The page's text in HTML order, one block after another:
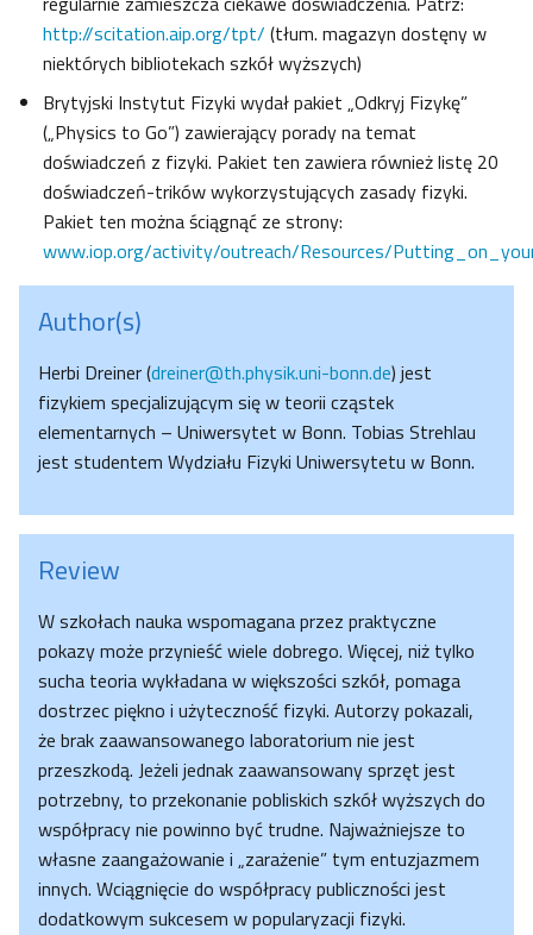
http://scitation.aip.org/tpt/ (tłum. magazyn dostęny w
niektórych bibliotekach szkół wyższych)
Brytyjski Instytut Fizyki wydał pakiet „Odkryj Fizykę”
(„Physics to Go”) zawierający porady na temat
doświadczeń z fizyki. Pakiet ten zawiera również listę 20
doświadczeń-trików wykorzystujących zasady fizyki.
Pakiet ten można ściągnąć ze strony:
www.iop.org/activity/outreach/Resources/
Author(s)
Herbi Dreiner (dreiner@th.physik.uni-bonn.de) jest
fizykiem specjalizującym się w teorii cząstek
elementarnych – Uniwersytet w Bonn. Tobias Strehlau
jest studentem Wydziału Fizyki Uniwersytetu w Bonn.
Review
W szkołach nauka wspomagana przez praktyczne
pokazy może przynieść wiele dobrego. Więcej, niż tylko
sucha teoria wykładana w większości szkół, pomaga
dostrzec piękno i użyteczność fizyki. Autorzy pokazali,
że brak zaawansowanego laboratorium nie jest
przeszkodą. Jeżeli jednak zaawansowany sprzęt jest
potrzebny, to przekonanie pobliskich szkół wyższych do
współpracy nie powinno być trudne. Najważniejsze to
własne zaangażowanie i „zarażenie” tym entuzjazmem
innych. Wciągnięcie do współpracy publiczności jest
dodatkowym sukcesem w popularyzacji fizyki.